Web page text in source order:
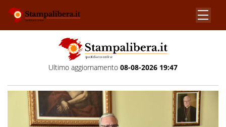
Ultimo aggiornamento 08-08-2026 19:47